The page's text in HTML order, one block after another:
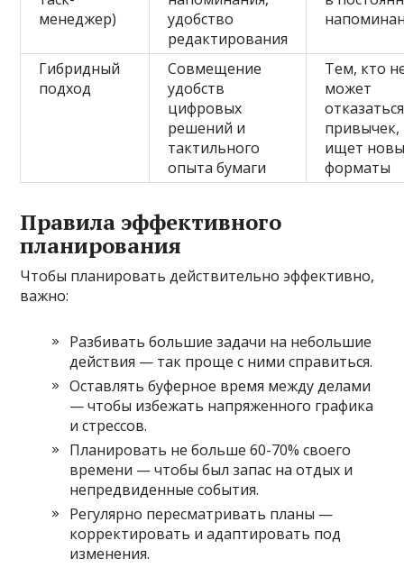
менеджер)
удобство
редактирования
Гибридный
подход
Совмещение
удобств
цифровых
решений и
тактильного
опыта бумаги
Тем, кто
может
привычек,
ищет
форматы
Правила эффективного
планирования
Чтобы планировать действительно эффективно,
важно:
Разбивать большие задачи на небольшие
действия — так проще с ними справиться.
Оставлять буферное время между делами
— чтобы избежать напряженного графика
и стрессов.
Планировать не больше 60-70% своего
времени — чтобы был запас на отдых и
непредвиденные события.
Регулярно пересматривать планы —
корректировать и адаптировать под
изменения.